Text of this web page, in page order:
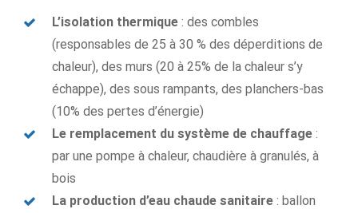
L’isolation thermique: des combles
(responsables de 25 à 30 % des déperditions de
chaleur), des murs (20 à 25% de la chaleur s’y
échappe), des sous rampants, des planchers-bas
(10% des pertes d’énergie)
Le remplacement du système de chauffage:
par une pompe à chaleur, chaudière à granulés, à
bois
La production d’eau chaude sanitaire: ballon